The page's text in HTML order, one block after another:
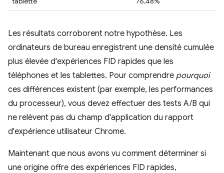
Les résultats corroborent notre hypothèse. Les
ordinateurs de bureau enregistrent une densité cumulée
plus élevée d'expériences FID rapides que les
téléphones et les tablettes. Pour comprendre pourquoi
ces différences existent (par exemple, les performances
du processeur), vous devez effectuer des tests A/B qui
ne relèvent pas du champ d'application du rapport
d'expérience utilisateur Chrome.
Maintenant que nous avons vu comment déterminer si
une origine offre des expériences FID rapides,